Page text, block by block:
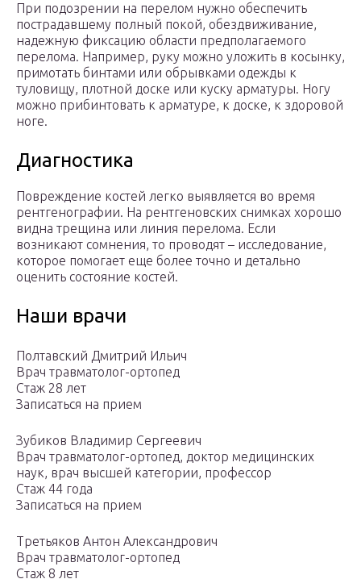
При подозрении на перелом нужно обеспечить
пострадавшему полный покой, обездвиживание,
надежную фиксацию области предполагаемого
перелома. Например, руку можно уложить в косынку,
примотать бинтами или обрывками одежды к
туловищу, плотной доске или куску арматуры. Ногу
можно прибинтовать к арматуре, к доске, к здоровой
ноге.
Диагностика
Повреждение костей легко выявляется во время
рентгенографии. На рентгеновских снимках хорошо
видна трещина или линия перелома. Если
возникают сомнения, то проводят – исследование,
которое помогает еще более точно и детально
оценить состояние костей.
Наши врачи
Полтавский Дмитрий Ильич
Врач травматолог-ортопед
Стаж 28 лет
Записаться на прием
Зубиков Владимир Сергеевич
Врач травматолог-ортопед, доктор медицинских
наук, врач высшей категории, профессор
Стаж 44 года
Записаться на прием
Третьяков Антон Александрович
Врач травматолог-ортопед
Стаж 8 лет